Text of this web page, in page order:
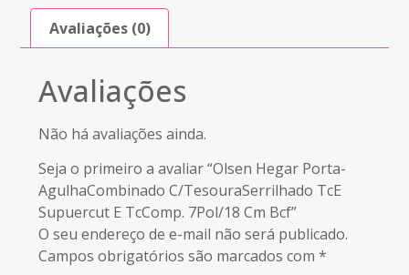
Avaliações (0)
Avaliações
Não há avaliações ainda.
Seja o primeiro a avaliar “Olsen Hegar Porta-
AgulhaCombinado C/TesouraSerrilhado TcE
Supuercut E TcComp. 7Pol/18 Cm Bcf”
O seu endereço de e-mail não será publicado.
Campos obrigatórios são marcados com*